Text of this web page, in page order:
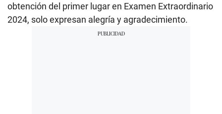
obtención del primer lugar en Examen Extraordinario
2024, solo expresan alegría y agradecimiento.